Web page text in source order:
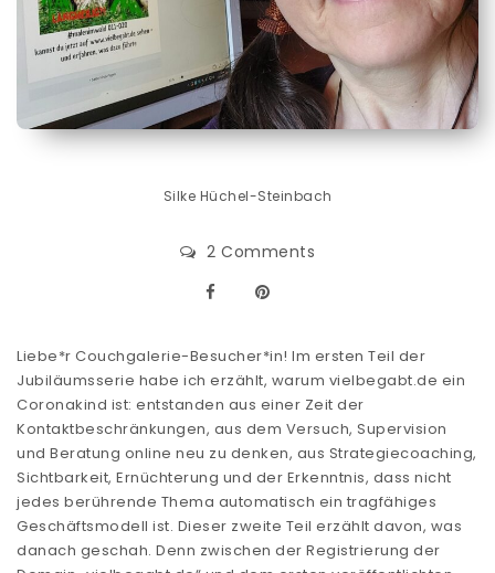
Silke Hüchel-Steinbach
2 Comments
Liebe*r Couchgalerie-Besucher*in! Im ersten Teil der
Jubiläumsserie habe ich erzählt, warum vielbegabt.de ein
Coronakind ist: entstanden aus einer Zeit der
Kontaktbeschränkungen, aus dem Versuch, Supervision
und Beratung online neu zu denken, aus Strategiecoaching,
Sichtbarkeit, Ernüchterung und der Erkenntnis, dass nicht
jedes berührende Thema automatisch ein tragfähiges
Geschäftsmodell ist. Dieser zweite Teil erzählt davon, was
danach geschah. Denn zwischen der Registrierung der